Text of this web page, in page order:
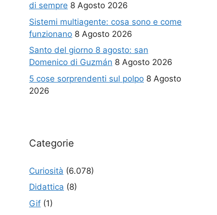
di sempre 8 Agosto 2026
Sistemi multiagente: cosa sono e come
funzionano 8 Agosto 2026
Santo del giorno 8 agosto: san
Domenico di Guzmán 8 Agosto 2026
5 cose sorprendenti sul polpo 8 Agosto
2026
Categorie
Curiosità (6.078)
Didattica (8)
Gif (1)